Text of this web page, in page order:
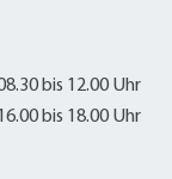
bis 12.00 Uhr
bis 18.00 Uhr